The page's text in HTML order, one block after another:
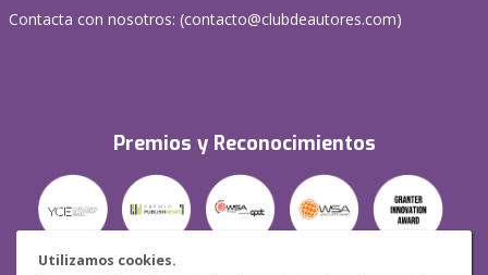
Utilizamos cookies.
Contacta con nosotros: (contacto@clubdeautores.com)
Premios y Reconocimientos